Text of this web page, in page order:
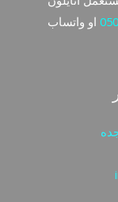
او واتساب